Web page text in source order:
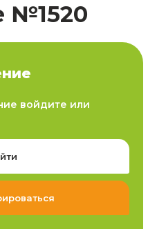
№1520
войдите или